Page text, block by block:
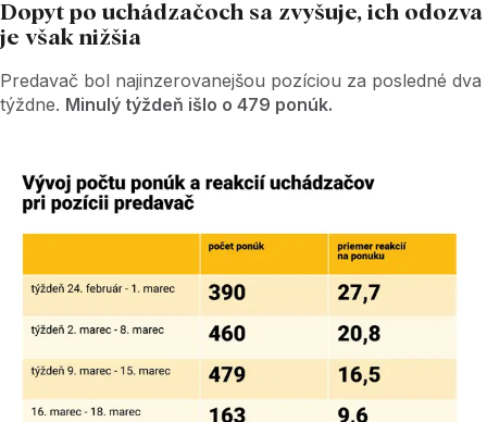
Dopyt po uchádzačoch sa zvyšuje, ich odozva
je však nižšia
Predavač bol najinzerovanejšou pozíciou za posledné dva
týždne. Minulý týždeň išlo o 479 ponúk.